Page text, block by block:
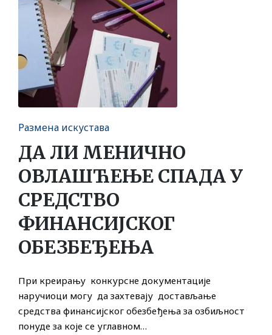
Posted
in
Размена искустава
ДА ЛИ МЕНИЧНО
ОВЛАШЋЕЊЕ СПАДА У
СРЕДСТВО
ФИНАНСИЈСКОГ
ОБЕЗБЕЂЕЊА
При креирању конкурсне документације
наручиоци могу да захтевају достављање
средства финансијског обезбеђења за озбиљност
понуде за које се углавном…